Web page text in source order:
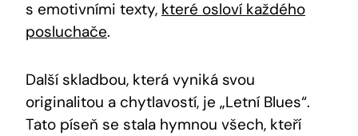
s emotivními texty, které osloví každého
posluchače.
Další skladbou, která vyniká svou
originalitou a chytlavostí, je „Letní Blues“.
Tato píseň se stala hymnou všech, kteří